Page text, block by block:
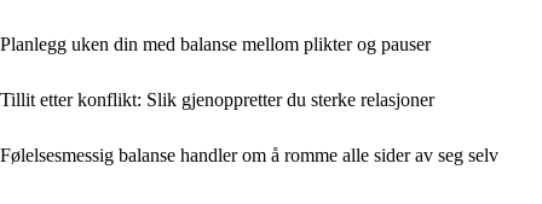
Planlegg uken din med balanse mellom plikter og pauser
Tillit etter konflikt: Slik gjenoppretter du sterke relasjoner
Følelsesmessig balanse handler om å romme alle sider av seg selv